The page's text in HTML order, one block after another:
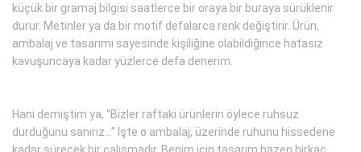
küçük bir gramaj bilgisi saatlerce bir oraya bir buraya sürüklenir
durur. Metinler ya da bir motif defalarca renk değiştirir. Ürün,
ambalaj ve tasarımı sayesinde kişiliğine olabildiğince hatasız
kavuşuncaya kadar yüzlerce defa denerim.
Hani demiştim ya, “Bizler raftaki ürünlerin öylece ruhsuz
durduğunu sanırız...” İşte o ambalaj, üzerinde ruhunu hissedene
kadar sürecek bir çalışmadır. Benim için tasarım bazen birkaç